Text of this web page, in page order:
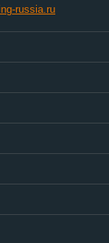
russia.ru